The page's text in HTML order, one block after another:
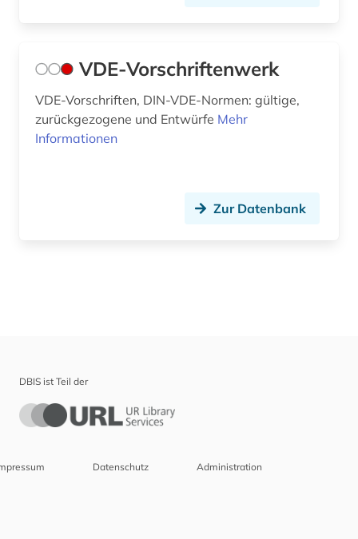
VDE-Vorschriftenwerk
VDE-Vorschriften, DIN-VDE-Normen: gültige,
zurückgezogene und Entwürfe Mehr
Informationen
Zur Datenbank
DBIS ist Teil der
Datenschutz Administration